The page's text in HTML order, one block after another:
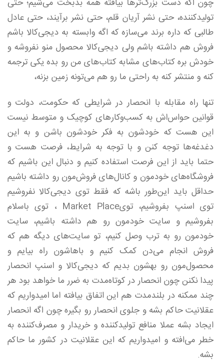
چون اگه دست بزرگ‌تر‌ها بیافته همه بدبخت می‌شیم؛ حتی
تولید‌کننده، حتی نشر آریان قلم، حتی نشر برآیند، حتی عادل
طالبی که داره برند می‌سازه که اگه وابسته به دیجی‌کالا باشم
فروش هم داشته‌ باشم ولی دیجی‌کالا محصول منو نفروشه و
خودش بره کتاب‌های مشابه کتاب‌های من رو بده یکی ترجمه
کنه و منتشر کنه به راحتی ما رو هم می‌تونه زمین بزنه،
تنها راه مقابله با انحصار در شرایطی که حکومت، دولت و
قوانین حواس‌اش به کسب‌و‌کار‌های کوچیک و متوسط نیست
این هست که خودشون به فکر خودشون باشن و به این
دغدغه‌ها توجه کنن و با توجه به شرایط، فرصت هست و
حتما باید از این فرصت استفاده کنیم و دنبال این باشیم که
فروشگاه‌های خودمون و کانال‌های فروش‌مون رو داشته باشیم
حداقل باید این‌طور باشه که فقط توی دیجی‌کالا نفروشیم
توی اسنپ بفروشیم، تویMarket Place ، توی با‌سلام
بفروشیم و سایت خودمون رو هم داشته باشیم، سایت
خودمون رو به ترب وصل کنیم، تو سایت‌های دیگه هم که
فروش انجام می‌دن کمک کنیم و باهاشون راه بیایم و
محصول‌مون رو بهشون بدیم که دیجی‌کالا و اسنپ انحصار
پیدا نکنن چون انحصار در کوتاه‌مدت به ضرر ما خواهد بود هر
چند ممکنه در بلند‌مدت هم این اتفاق بیافته اما امیدواریم که
عقلانیت حاکم بشه و جلوی انحصار رو بگیره چون اگه انحصار
ایجاد بشه عملا منافع تولید‌کننده و خریدار و مصرف‌کننده به
خطر می‌افته و امیدواریم که این عقلانیت در کشور ما حاکم
بشه.